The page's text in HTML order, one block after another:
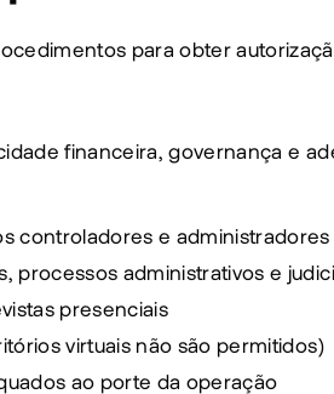
para obter
financeira, governança e
controladores e administradores
processos administrativos e
presenciais
virtuais não são permitidos)
ao porte da operação